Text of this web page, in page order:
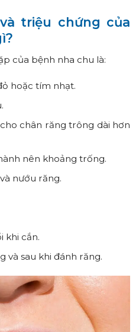
triệu chứng của
của bệnh nha chu là:
hoặc tím nhạt.
chân răng trông dài hơn
nên khoảng trống.
nướu răng.
khi cắn.
và sau khi đánh răng.